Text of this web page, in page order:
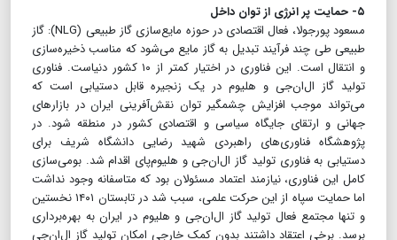
۵- حمایت پر انرژی از توان داخل
مسعود پورجولا، فعال اقتصادی در حوزه مایع‌سازی گاز طبیعی (NLG): گاز
طبیعی طی چند فرآیند تبدیل به گاز مایع می‌شود که مناسب ذخیره‌سازی
و انتقال است. این فناوری در اختیار کمتر از ۱۰ کشور دنیاست. فناوری
تولید گاز ‌ال‌ان‌جی و هلیوم در یک زنجیره قابل دستیابی است که
می‌تواند موجب افزایش چشمگیر توان نقش‌آفرینی ایران در بازارهای
جهانی و ارتقای جایگاه سیاسی و اقتصادی کشور در منطقه شود. در
پژوهشگاه فناوری‌های راهبردی شهید رضایی دانشگاه شریف برای
دستیابی به فناوری تولید گاز ال‌ان‌جی و هلیوم‌پای اقدام شد. بومی‌سازی
کامل این فناوری، نیازمند اعتماد مسئولان بود که متاسفانه وجود نداشت
اما حمایت سپاه از این حرکت علمی، سبب شد در تابستان ۱۴۰۱ نخستین
و تنها مجتمع فعال تولید گاز ال‌ان‌‌جی و هلیوم در ایران به بهره‌برداری
برسد. برخی اعتقاد داشتند بدون کمک خارجی امکان تولید گاز ‌ال‌ان‌جی